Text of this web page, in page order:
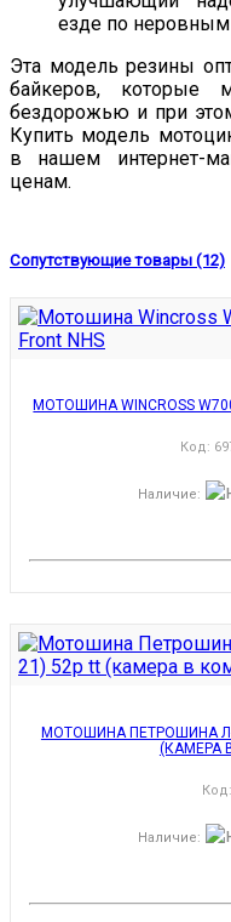
езде по
Эта модель резины
байкеров, которые
бездорожью и при
Купить модель
в нашем интернет-
ценам.
Сопутствующие товары (12)
МОТОШИНА WINCROSS
Код:
Наличие:
МОТОШИНА ПЕТРОШИНА Л-
(КАМЕРА
Наличие: